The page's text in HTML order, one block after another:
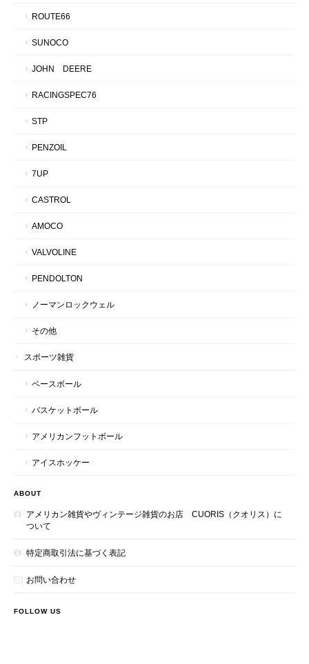
ROUTE66
SUNOCO
JOHN DEERE
RACINGSPEC76
STP
PENZOIL
7UP
CASTROL
AMOCO
VALVOLINE
PENDOLTON
ノーマンロックウェル
その他
スポーツ雑貨
ベースボール
バスケットボール
アメリカンフットボール
アイスホッケー
ABOUT
アメリカン雑貨やヴィンテージ雑貨のお店 CUORIS（クオリス）に
ついて
特定商取引法に基づく表記
お問い合わせ
FOLLOW US